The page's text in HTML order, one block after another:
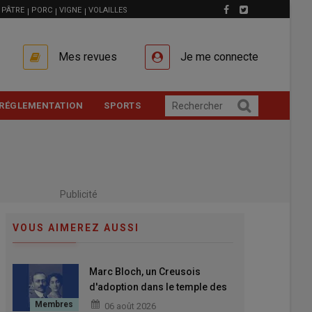
PÂTRE PORC VIGNE VOLAILLES
Mes revues Je me connecte
RÉGLEMENTATION SPORTS
Publicité
VOUS AIMEREZ AUSSI
Marc Bloch, un Creusois
d'adoption dans le temple des
grands Hommes
06 août 2026